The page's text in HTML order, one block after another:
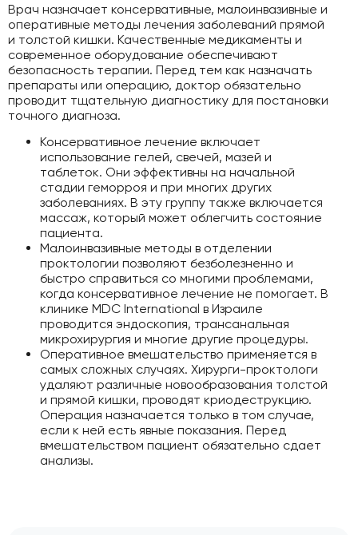
Врач назначает консервативные, малоинвазивные и
оперативные методы лечения заболеваний прямой
и толстой кишки. Качественные медикаменты и
современное оборудование обеспечивают
безопасность терапии. Перед тем как назначать
препараты или операцию, доктор обязательно
проводит тщательную диагностику для постановки
точного диагноза.
Консервативное лечение включает
использование гелей, свечей, мазей и
таблеток. Они эффективны на начальной
стадии геморроя и при многих других
заболеваниях. В эту группу также включается
массаж, который может облегчить состояние
пациента.
Малоинвазивные методы в отделении
проктологии позволяют безболезненно и
быстро справиться со многими проблемами,
когда консервативное лечение не помогает. В
клинике MDC International в Израиле
проводится эндоскопия, трансанальная
микрохирургия и многие другие процедуры.
Оперативное вмешательство применяется в
самых сложных случаях. Хирурги-проктологи
удаляют различные новообразования толстой
и прямой кишки, проводят криодеструкцию.
Операция назначается только в том случае,
если к ней есть явные показания. Перед
вмешательством пациент обязательно сдает
анализы.